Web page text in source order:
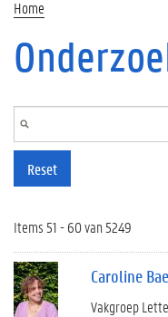
Home
Reset
Items 51 - 60 van 5249
Caroline
Vakgroep